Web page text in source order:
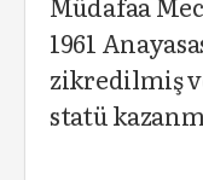
1961
zikredilmiş
statü